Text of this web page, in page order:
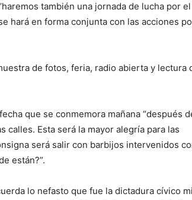
también una jornada de lucha por el
hará en forma conjunta con las acciones
de fotos, feria, radio abierta y lectura
que se conmemora mañana “después
calles. Esta será la mayor alegría para las
será salir con barbijos intervenidos
están?”.
lo nefasto que fue la dictadura cívico